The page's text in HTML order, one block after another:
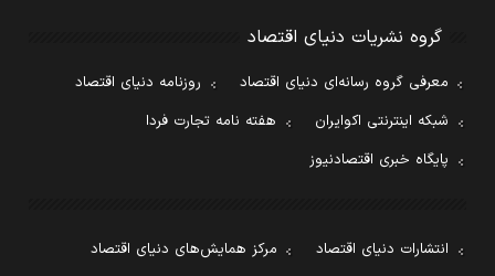
گروه نشریات دنیای اقتصاد
معرفی گروه رسانه‌ای دنیای اقتصاد
روزنامه دنیای اقتصاد
شبکه اینترنتی اکوایران
هفته نامه تجارت فردا
پایگاه خبری اقتصادنیوز
انتشارات دنیای اقتصاد
مرکز همایش‌های دنیای اقتصاد